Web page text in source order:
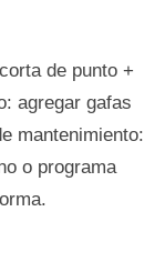
de punto +
agregar gafas
mantenimiento:
o programa